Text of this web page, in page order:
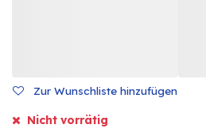
Zur Wunschliste hinzufügen
Nicht vorrätig